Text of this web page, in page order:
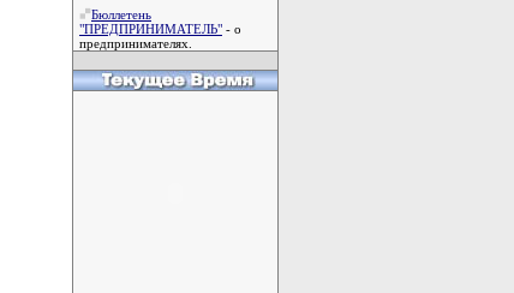
Бюллетень
"ПРЕДПРИНИМАТЕЛЬ" - о
предпринимателях.